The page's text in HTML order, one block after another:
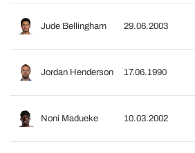
Jude Bellingham 29.06.2003
Jordan Henderson 17.06.1990
Noni Madueke 10.03.2002